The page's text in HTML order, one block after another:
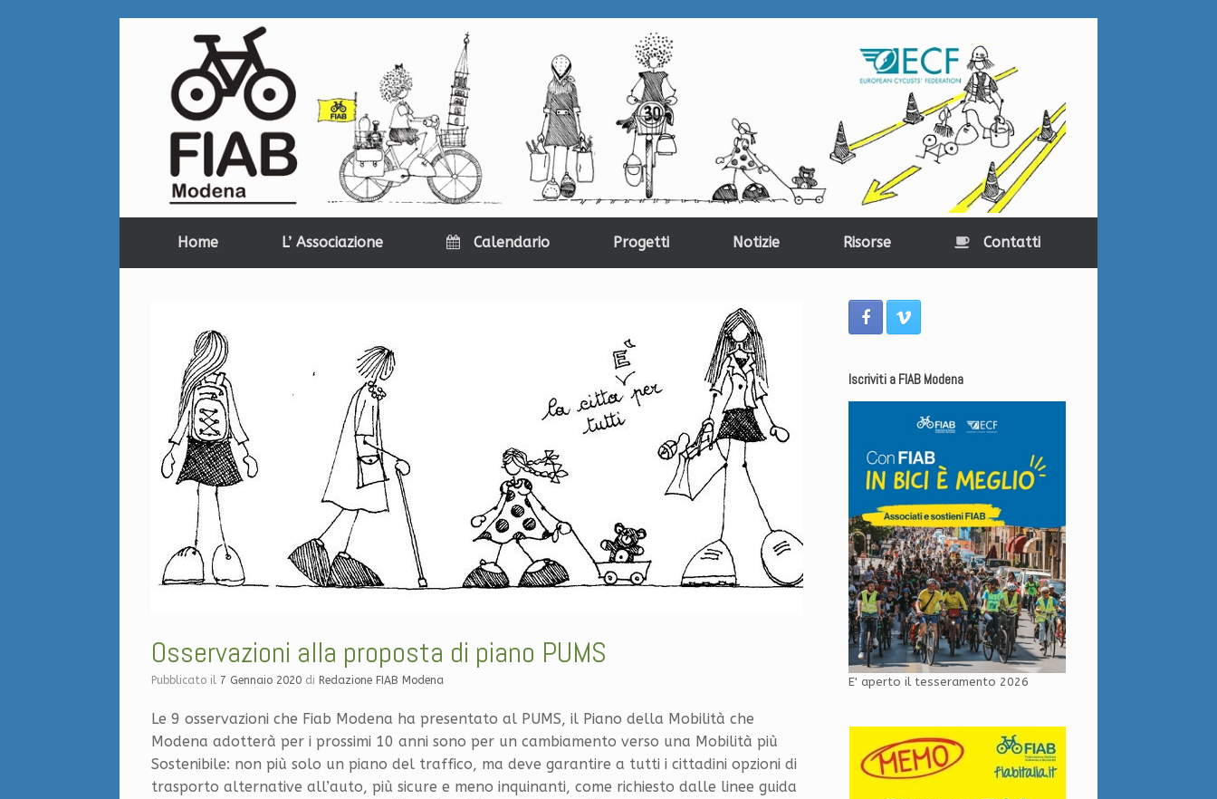
Home L’ Associazione Calendario Progetti Notizie Risorse Contatti
Osservazioni alla proposta di piano PUMS
Pubblicato il 7 Gennaio 2020 di Redazione FIAB Modena
Le 9 osservazioni che Fiab Modena ha presentato al PUMS, il Piano della Mobilità che
Modena adotterà per i prossimi 10 anni sono per un cambiamento verso una Mobilità più
Sostenibile: non più solo un piano del traffico, ma deve garantire a tutti i cittadini opzioni di
trasporto alternative all’auto, più sicure e meno inquinanti, come richiesto dalle linee guida
Iscriviti a FIAB Modena
E' aperto il tesseramento 2026